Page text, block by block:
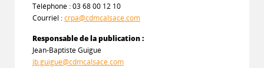
Téléphone : 03 68 00 12 10
Courriel :crpa@cdmcalsace.com
Responsable de la publication :
Jean-Baptiste Guigue
jb.guigue@cdmcalsace.com